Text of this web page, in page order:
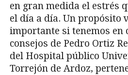
en gran medida el estrés
el día a día. Un propósito
importante si tenemos en
consejos de Pedro Ortiz
del Hospital público
Torrejón de Ardoz,